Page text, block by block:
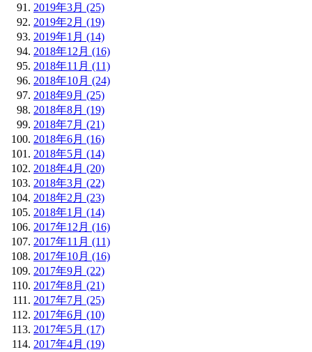
2019年3月 (25)
2019年2月 (19)
2019年1月 (14)
2018年12月 (16)
2018年11月 (11)
2018年10月 (24)
2018年9月 (25)
2018年8月 (19)
2018年7月 (21)
2018年6月 (16)
2018年5月 (14)
2018年4月 (20)
2018年3月 (22)
2018年2月 (23)
2018年1月 (14)
2017年12月 (16)
2017年11月 (11)
2017年10月 (16)
2017年9月 (22)
2017年8月 (21)
2017年7月 (25)
2017年6月 (10)
2017年5月 (17)
2017年4月 (19)